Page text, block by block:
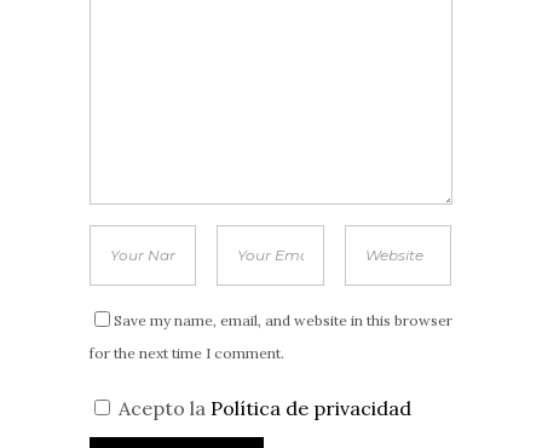
Save my name, email, and website in this browser
for the next time I comment.
Acepto la Política de privacidad